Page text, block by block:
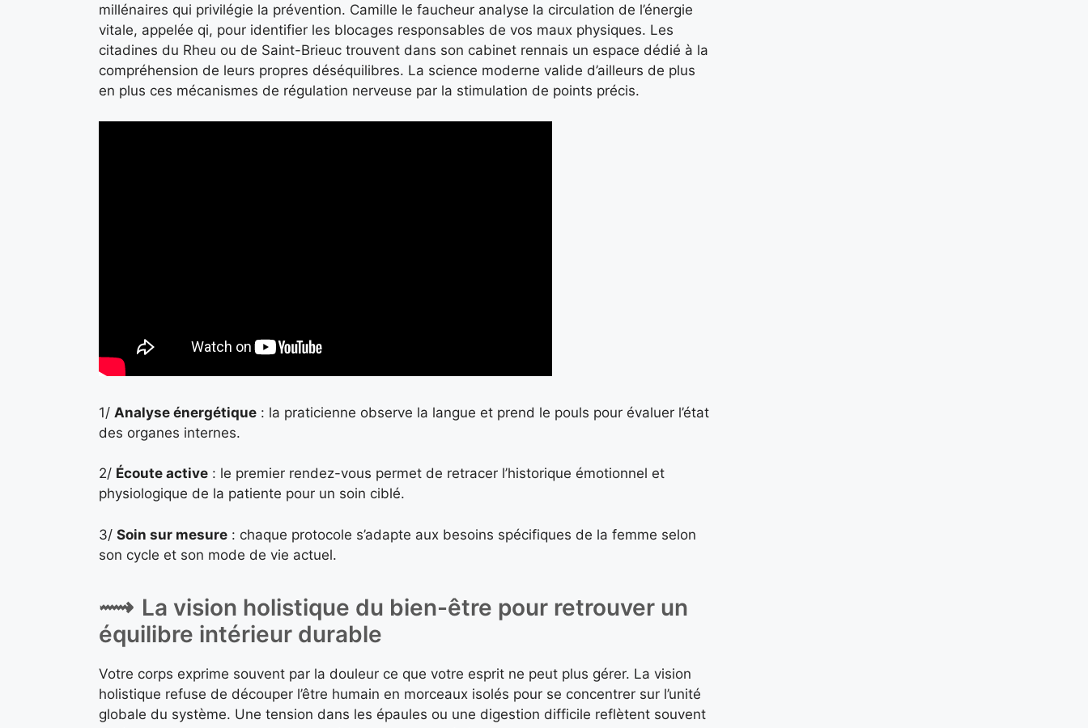
millénaires qui privilégie la prévention. Camille le faucheur analyse la circulation de l’énergie
vitale, appelée qi, pour identifier les blocages responsables de vos maux physiques. Les
citadines du Rheu ou de Saint-Brieuc trouvent dans son cabinet rennais un espace dédié à la
compréhension de leurs propres déséquilibres. La science moderne valide d’ailleurs de plus
en plus ces mécanismes de régulation nerveuse par la stimulation de points précis.
1/ Analyse énergétique : la praticienne observe la langue et prend le pouls pour évaluer l’état
des organes internes.
2/ Écoute active : le premier rendez-vous permet de retracer l’historique émotionnel et
physiologique de la patiente pour un soin ciblé.
3/ Soin sur mesure : chaque protocole s’adapte aux besoins spécifiques de la femme selon
son cycle et son mode de vie actuel.
La vision holistique du bien-être pour retrouver un
équilibre intérieur durable
Votre corps exprime souvent par la douleur ce que votre esprit ne peut plus gérer. La vision
holistique refuse de découper l’être humain en morceaux isolés pour se concentrer sur l’unité
globale du système. Une tension dans les épaules ou une digestion difficile reflètent souvent